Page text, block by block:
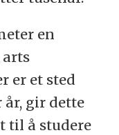
en
er et sted
gir dette
til å studere